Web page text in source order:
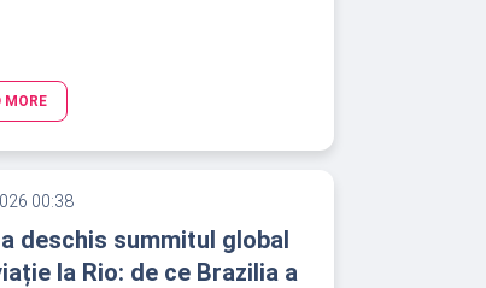
MORE
00:38
a deschis summitul global
la Rio: de ce Brazilia a